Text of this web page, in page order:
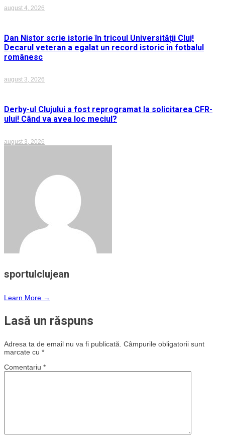
august 4, 2026
Dan Nistor scrie istorie în tricoul Universității Cluj!
Decarul veteran a egalat un record istoric în fotbalul
românesc
august 3, 2026
Derby-ul Clujului a fost reprogramat la solicitarea CFR-
ului! Când va avea loc meciul?
august 3, 2026
sportulclujean
Learn More →
Lasă un răspuns
Adresa ta de email nu va fi publicată. Câmpurile obligatorii sunt
marcate cu *
Comentariu *